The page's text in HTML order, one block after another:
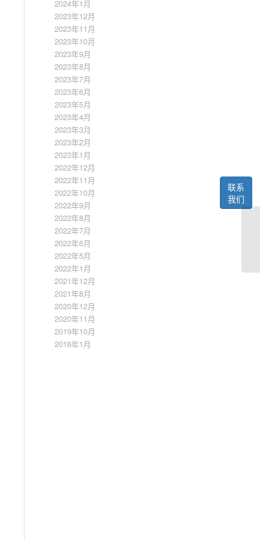
联系
我们
2024年1月
2023年12月
2023年11月
2023年10月
2023年9月
2023年8月
2023年7月
2023年6月
2023年5月
2023年4月
2023年3月
2023年2月
2023年1月
2022年12月
2022年11月
2022年10月
2022年9月
2022年8月
2022年7月
2022年6月
2022年5月
2022年1月
2021年12月
2021年8月
2020年12月
2020年11月
2019年10月
2016年1月